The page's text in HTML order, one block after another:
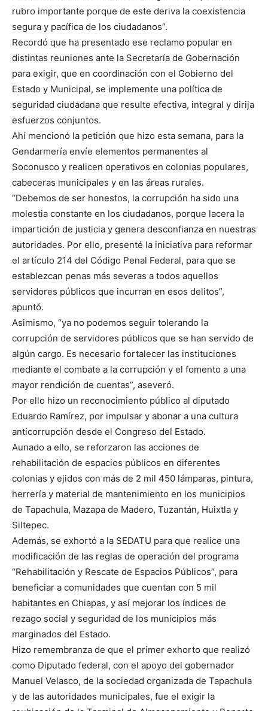
rubro importante porque de este deriva la coexistencia
segura y pacífica de los ciudadanos”.
Recordó que ha presentado ese reclamo popular en
distintas reuniones ante la Secretaría de Gobernación
para exigir, que en coordinación con el Gobierno del
Estado y Municipal, se implemente una política de
seguridad ciudadana que resulte efectiva, integral y dirija
esfuerzos conjuntos.
Ahí mencionó la petición que hizo esta semana, para la
Gendarmería envíe elementos permanentes al
Soconusco y realicen operativos en colonias populares,
cabeceras municipales y en las áreas rurales.
“Debemos de ser honestos, la corrupción ha sido una
molestia constante en los ciudadanos, porque lacera la
impartición de justicia y genera desconfianza en nuestras
autoridades. Por ello, presenté la iniciativa para reformar
el artículo 214 del Código Penal Federal, para que se
establezcan penas más severas a todos aquellos
servidores públicos que incurran en esos delitos”,
apuntó.
Asimismo, “ya no podemos seguir tolerando la
corrupción de servidores públicos que se han servido de
algún cargo. Es necesario fortalecer las instituciones
mediante el combate a la corrupción y el fomento a una
mayor rendición de cuentas”, aseveró.
Por ello hizo un reconocimiento público al diputado
Eduardo Ramírez, por impulsar y abonar a una cultura
anticorrupción desde el Congreso del Estado.
Aunado a ello, se reforzaron las acciones de
rehabilitación de espacios públicos en diferentes
colonias y ejidos con más de 2 mil 450 lámparas, pintura,
herrería y material de mantenimiento en los municipios
de Tapachula, Mazapa de Madero, Tuzantán, Huixtla y
Siltepec.
Además, se exhortó a la SEDATU para que realice una
modificación de las reglas de operación del programa
“Rehabilitación y Rescate de Espacios Públicos”, para
beneficiar a comunidades que cuentan con 5 mil
habitantes en Chiapas, y así mejorar los índices de
rezago social y seguridad de los municipios más
marginados del Estado.
Hizo remembranza de que el primer exhorto que realizó
como Diputado federal, con el apoyo del gobernador
Manuel Velasco, de la sociedad organizada de Tapachula
y de las autoridades municipales, fue el exigir la